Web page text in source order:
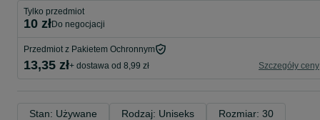
Tylko przedmiot
10 zł do negocjacji
Przedmiot z Pakietem Ochronnym
13,35 zł+ dostawa od 8,99 zł Szczegóły ceny
Stan: Używane Rodzaj: Uniseks
Rozmiar: 30